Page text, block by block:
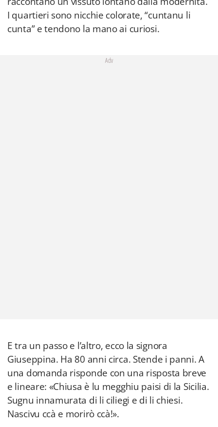
I quartieri sono nicchie colorate, “cuntanu li
cunta” e tendono la mano ai curiosi.
Adv
E tra un passo e l’altro, ecco la signora
Giuseppina. Ha 80 anni circa. Stende i panni. A
una domanda risponde con una risposta breve
e lineare: «Chiusa è lu megghiu paisi di la Sicilia.
Sugnu innamurata di li ciliegi e di li chiesi.
Nascivu ccà e morirò ccà!».